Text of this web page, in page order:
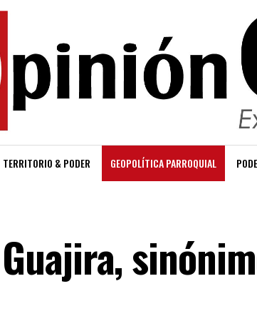
TERRITORIO & PODER GEOPOLÍTICA PARROQUIAL